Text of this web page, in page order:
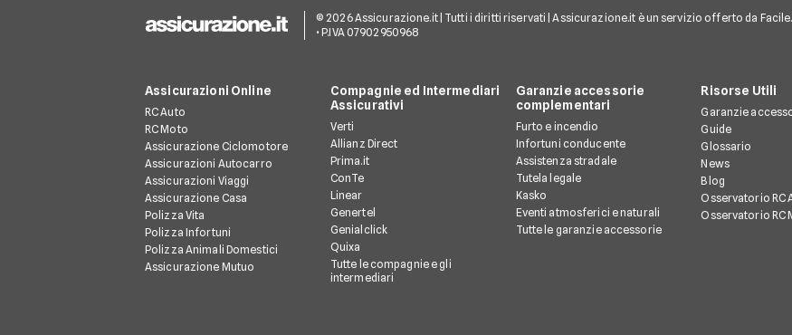
© 2026 Assicurazione.it | Tutti i diritti riservati | Assicurazione.it è un servizio offerto da
• P.IVA 07902950968
Assicurazioni Online
RC Auto
RC Moto
Assicurazione Ciclomotore
Assicurazioni Autocarro
Assicurazioni Viaggi
Assicurazione Casa
Polizza Vita
Polizza Infortuni
Polizza Animali Domestici
Assicurazione Mutuo
Compagnie ed Intermediari
Assicurativi
Verti
Allianz Direct
Prima.it
ConTe
Linear
Genertel
Genialclick
Quixa
Tutte le compagnie e gli
intermediari
Garanzie accessorie
complementari
Furto e incendio
Infortuni conducente
Assistenza stradale
Tutela legale
Kasko
Eventi atmosferici e naturali
Tutte le garanzie accessorie
Risorse Utili
Garanzie
Guide
Glossario
News
Blog
Osservatorio RC
Osservatorio RC